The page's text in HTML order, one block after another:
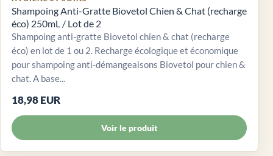
Shampoing Anti-Gratte Biovetol Chien & Chat (recharge
éco) 250mL / Lot de 2
Shampoing anti-gratte Biovetol chien & chat (recharge
éco) en lot de 1 ou 2. Recharge écologique et économique
pour shampoing anti-démangeaisons Biovetol pour chien &
chat. A base...
18,98 EUR
Voir le produit